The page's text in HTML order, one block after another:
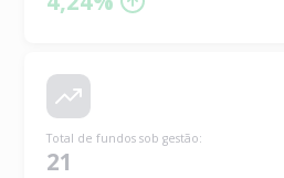
Total de fundos sob gestão:
21